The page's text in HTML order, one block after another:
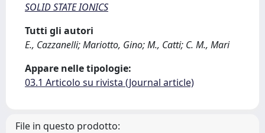
SOLID STATE IONICS
Tutti gli autori
E., Cazzanelli; Mariotto, Gino; M., Catti; C. M., Mari
Appare nelle tipologie:
03.1 Articolo su rivista (Journal article)
File in questo prodotto: